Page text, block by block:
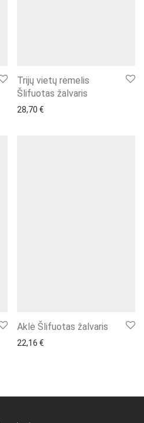
Trijų vietų rėmelis
Šlifuotas žalvaris
28,70 €
Aklė Šlifuotas žalvaris
22,16 €